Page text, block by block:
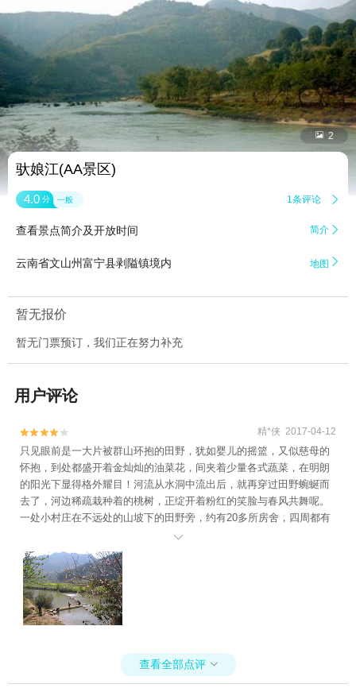
 2
驮娘江(AA景区)
4.0 分 一般 1条评论 
查看景点简介及开放时间 简介 
云南省文山州富宁县剥隘镇境内 地图 
暂无报价
暂无门票预订，我们正在努力补充
用户评论

 精*侠 2017-04-12
只见眼前是一大片被群山环抱的田野，犹如婴儿的摇篮，又似慈母的
怀抱，到处都盛开着金灿灿的油菜花，间夹着少量各式蔬菜，在明朗
的阳光下显得格外耀目！河流从水洞中流出后，就再穿过田野蜿蜒而
去了，河边稀疏栽种着的桃树，正绽开着粉红的笑脸与春风共舞呢。
一处小村庄在不远处的山坡下的田野旁，约有20多所房舍，四周都有
树木围绕，其中几棵特别茂盛的状如巨伞的榕树看来年代已久了。我
沿着田边弧形的小路走入村中，看到只有几家村舍（壮族）挂有写着
经营食宿的牌子。

查看全部点评 
